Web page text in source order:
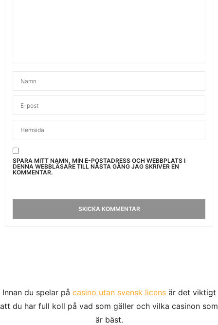
SPARA MITT NAMN, MIN E-POSTADRESS OCH WEBBPLATS I
DENNA WEBBLÄSARE TILL NÄSTA GÅNG JAG SKRIVER EN
KOMMENTAR.
Innan du spelar på casino utan svensk licensär det viktigt
att du har full koll på vad som gäller och vilka casinon som
är bäst.